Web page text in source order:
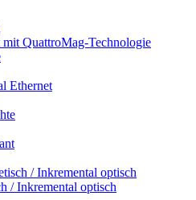
mit QuattroMag-Technologie
Ethernet
/ Inkremental optisch
/ Inkremental optisch